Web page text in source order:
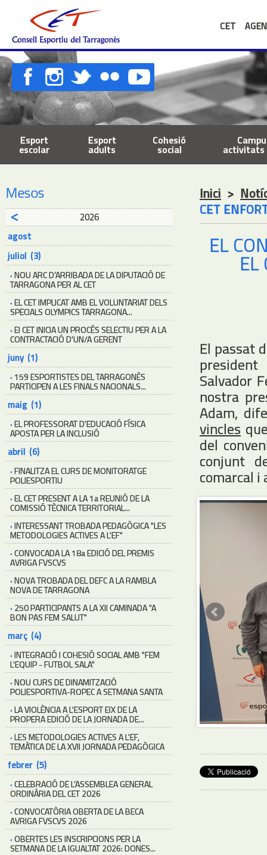
CET
Esport
escolar
Esport
adults
Cohesió
social activitats
Mesos
2026
agost
juliol (3)
·NOU ARC D’ARRIBADA DE LA DIPUTACIÓ DE
TARRAGONA PER AL CET
·EL CET IMPLICAT AMB EL VOLUNTARIAT DELS
SPECIALS OLYMPICS TARRAGONA...
·El CET INICIA UN PROCÉS SELECTIU PER A LA
CONTRACTACIÓ D'UN/A GERENT
juny (1)
· 159 ESPORTISTES DEL TARRAGONÈS
PARTICIPEN A LES FINALS NACIONALS...
maig (1)
·EL PROFESSORAT D'EDUCACIÓ FÍSICA
APOSTA PER LA INCLUSIÓ
abril (6)
·FINALITZA EL CURS DE MONITORATGE
POLIESPORTIU
·EL CET PRESENT A LA 1a REUNIÓ DE LA
COMISSIÓ TÈCNICA TERRITORIAL...
·INTERESSANT TROBADA PEDAGÒGICA "LES
METODOLOGIES ACTIVES A L'EF"
·CONVOCADA LA 18a EDICIÓ DEL PREMIS
AVRIGA FVSCVS
·NOVA TROBADA DEL DEFC A LA RAMBLA
NOVA DE TARRAGONA
· 250 PARTICIPANTS A LA XII CAMINADA "A
BON PAS FEM SALUT"
març (4)
·INTEGRACIÓ I COHESIÓ SOCIAL AMB "FEM
L'EQUIP - FUTBOL SALA"
·NOU CURS DE DINAMITZACIÓ
POLIESPORTIVA-ROPEC A SETMANA SANTA
·LA VIOLÈNCIA A L'ESPORT EIX DE LA
PROPERA EDICIÓ DE LA JORNADA DE...
·LES METODOLOGIES ACTIVES A L'EF,
TEMÀTICA DE LA XVII JORNADA PEDAGÒGICA
febrer (5)
·CELEBRACIÓ DE L’ASSEMBLEA GENERAL
ORDINÀRIA DEL CET 2026
·CONVOCATÒRIA OBERTA DE LA BECA
AVRIGA FVSCVS 2026
·OBERTES LES INSCRIPCIONS PER LA
SETMANA DE LA IGUALTAT 2026: DONES...
Inici >
CET
EL
EL
El passat
Salvador
nostra
Adam,
vincles
del
conjunt
comarcal i